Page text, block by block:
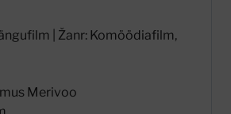
| Žanr: Komöödiafilm,
Merivoo